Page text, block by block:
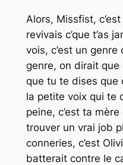
Alors, Missfist,
revivais c’que t’as
vois, c’est un
genre, on dirait que
que tu te dises que
la petite voix qui te
peine, c’est ta
trouver un vrai job
conneries, c’est
batterait contre le